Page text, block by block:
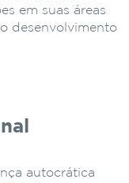
em suas áreas
desenvolvimento
autocrática